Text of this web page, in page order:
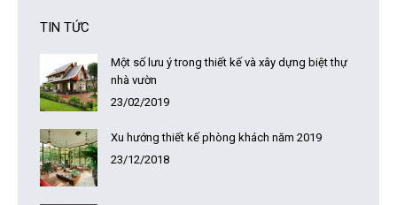
TIN TỨC
Một số lưu ý trong thiết kế và xây dựng biệt thự
nhà vườn
23/02/2019
Xu hướng thiết kế phòng khách năm 2019
23/12/2018